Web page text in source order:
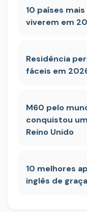
10 países
viverem em
Residência
fáceis em
M60 pelo
conquistou
Reino Unido
10 melhores
inglês de graça